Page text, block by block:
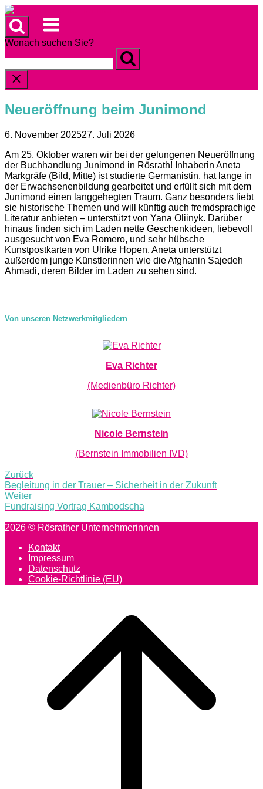
Skip
to
content
Menu
Wonach suchen Sie?
Neueröffnung beim Junimond
6. November 202527. Juli 2026
Am 25. Oktober waren wir bei der gelungenen Neueröffnung
der Buchhandlung Junimond in Rösrath! Inhaberin Aneta
Markgräfe (Bild, Mitte) ist studierte Germanistin, hat lange in
der Erwachsenenbildung gearbeitet und erfüllt sich mit dem
Junimond einen langgehegten Traum. Ganz besonders liebt
sie historische Themen und will künftig auch fremdsprachige
Literatur anbieten – unterstützt von Yana Oliinyk. Darüber
hinaus finden sich im Laden nette Geschenkideen, liebevoll
ausgesucht von Eva Romero, und sehr hübsche
Kunstpostkarten von Ulrike Hopen. Aneta unterstützt
außerdem junge Künstlerinnen wie die Afghanin Sajedeh
Ahmadi, deren Bilder im Laden zu sehen sind.
Von unseren Netzwerkmitgliedern
Eva Richter
(Medienbüro Richter)
Nicole Bernstein
(Bernstein Immobilien IVD)
navigation
Zurück
Begleitung in der Trauer – Sicherheit in der Zukunft
Weiter
Fundraising Vortrag Kambodscha
2026 © Rösrather Unternehmerinnen
Kontakt
Impressum
Datenschutz
Cookie-Richtlinie (EU)